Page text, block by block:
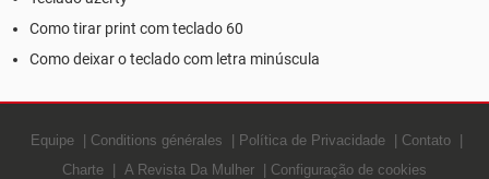
Como tirar print com teclado 60
Como deixar o teclado com letra minúscula
Equipe Conditions générales Política de Privacidade
Contato
Charte
A Revista Da Mulher Configuração de cookies